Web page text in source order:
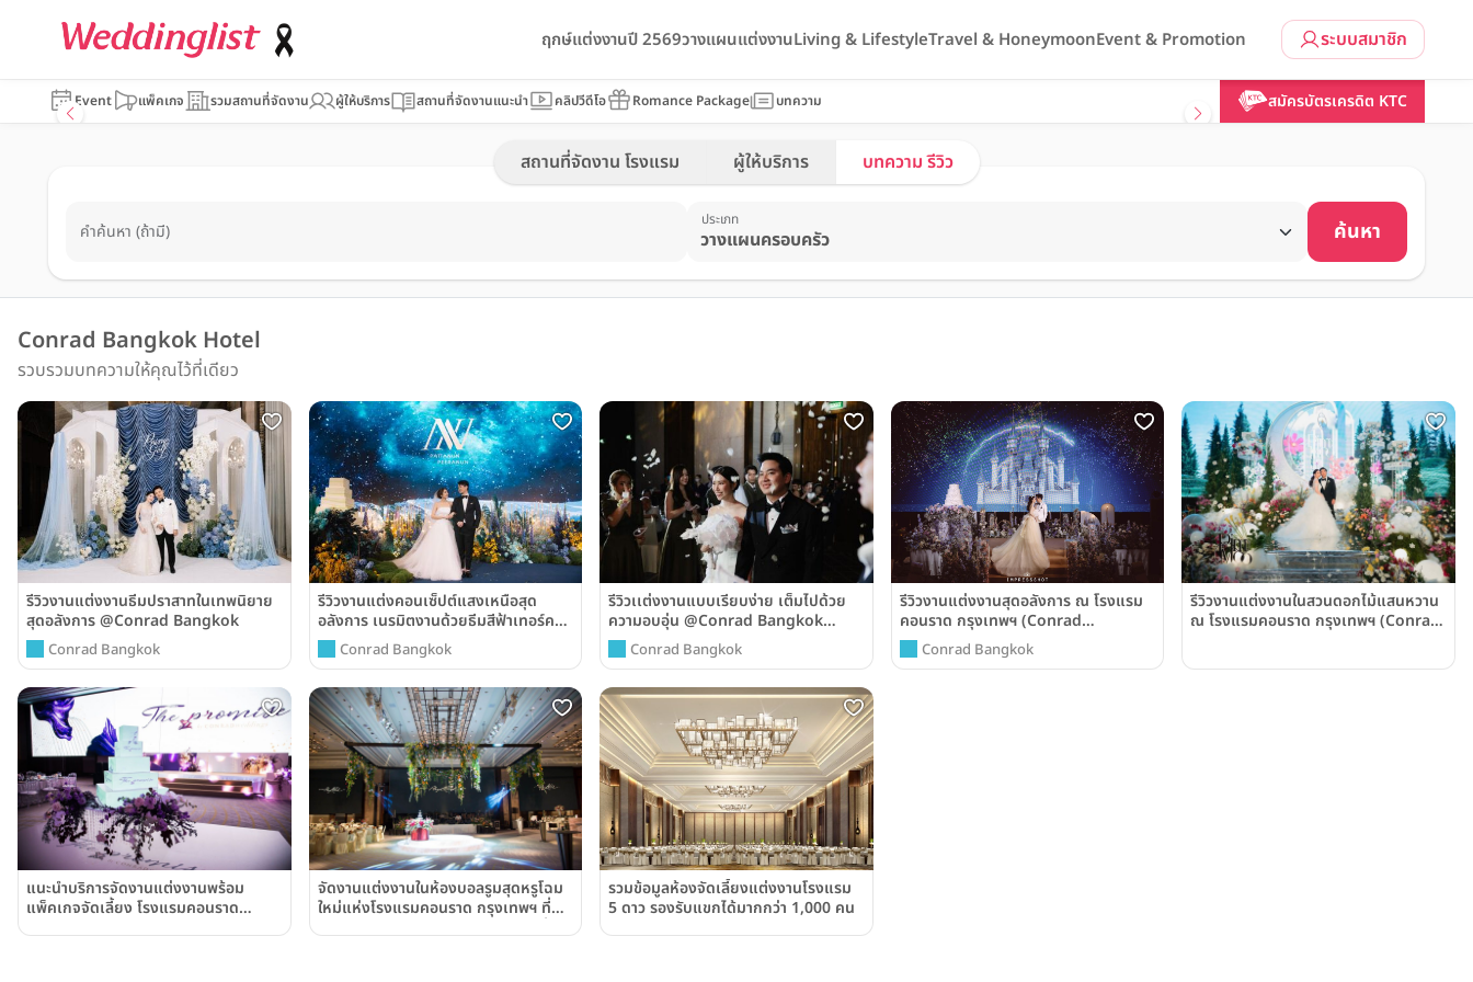
ระบบสมาชิก
ฤกษ์แต่งงานปี 2569วางแผนแต่งงานLiving & LifestyleTravel & HoneymoonEvent & Promotion
Event แพ็คเกจ รวมสถานที่จัดงาน ผู้ให้บริการ สถานที่จัดงานแนะนำ คลิปวีดีโอ Romance Package บทความ สมัครบัตรเครดิต KTC
สถานที่จัดงาน โรงแรม ผู้ให้บริการ บทความ รีวิว
คำค้นหา (ถ้ามี)
ประเภท ค้นหา
Conrad Bangkok Hotel
รวบรวมบทความให้คุณไว้ที่เดียว
รีวิวงานแต่งงานธีมปราสาทในเทพนิยาย
สุดอลังการ @Conrad Bangkok
Conrad Bangkok
รีวิวงานแต่งคอนเซ็ปต์แสงเหนือสุด
อลังการ เนรมิตงานด้วยธีมสีฟ้าเทอร์ค
วอยซ์ @ Conrad Bangkok
Conrad Bangkok
รีวิวเเต่งงานแบบเรียบง่าย เต็มไปด้วย
ความอบอุ่น @Conrad Bangkok
HotelConrad Bangkok
รีวิวงานแต่งงานสุดอลังการ ณ โรงแรม
คอนราด กรุงเทพฯ (Conrad
Bangkok)
Conrad Bangkok
รีวิวงานแต่งงานในสวนดอกไม้แสนหวาน
ณ โรงแรมคอนราด กรุงเทพฯ (Conrad
แนะนำบริการจัดงานแต่งงานพร้อม
แพ็คเกจจัดเลี้ยง โรงแรมคอนราด
จัดงานแต่งงานในห้องบอลรูมสุดหรูโฉม
ใหม่แห่งโรงแรมคอนราด กรุงเทพฯ ที่
รวมข้อมูลห้องจัดเลี้ยงแต่งงานโรงแรม
5 ดาว รองรับแขกได้มากกว่า 1,000 คน